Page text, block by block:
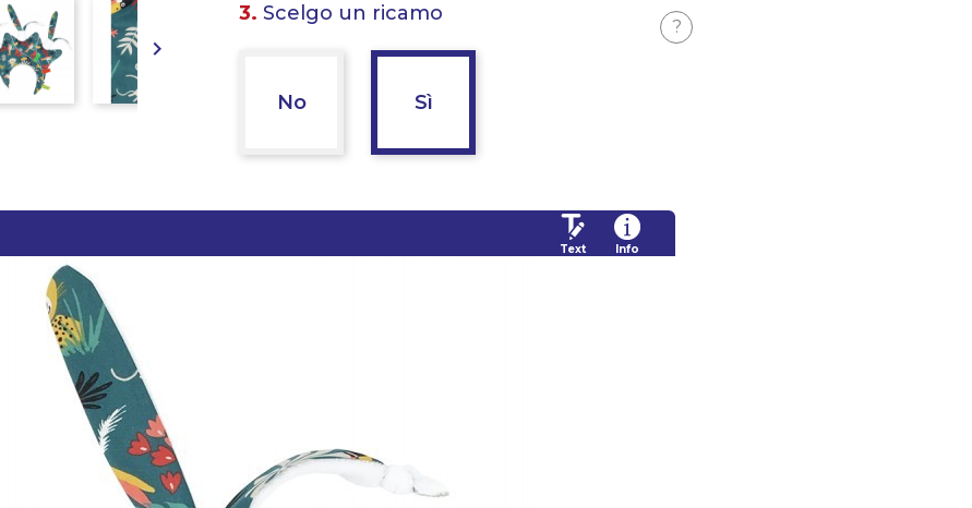

3. Scelgo un ricamo
?
No Sì
Text Info